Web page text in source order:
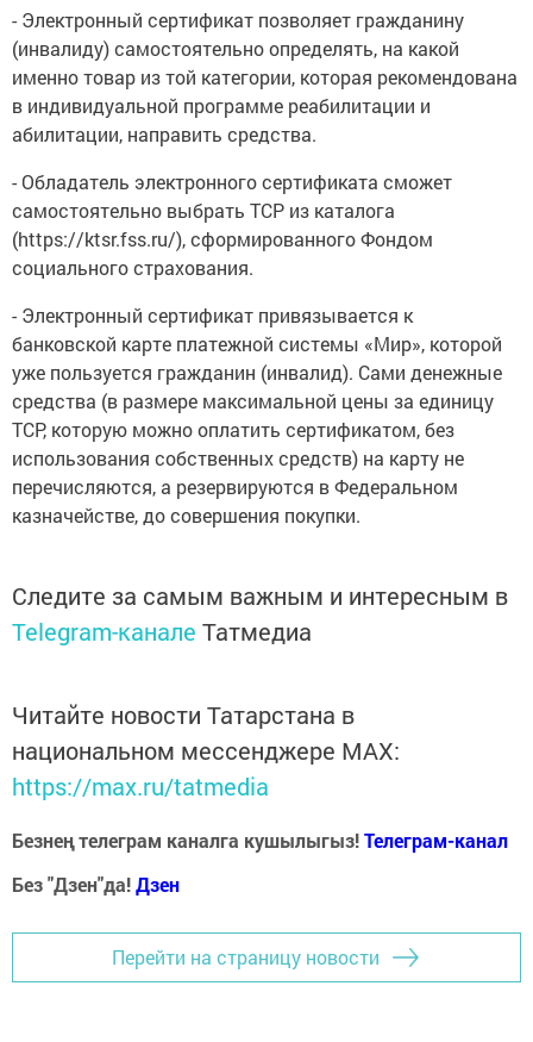
- Электронный сертификат позволяет гражданину
(инвалиду) самостоятельно определять, на какой
именно товар из той категории, которая рекомендована
в индивидуальной программе реабилитации и
абилитации, направить средства.
- Обладатель электронного сертификата сможет
самостоятельно выбрать ТСР из каталога
(https://ktsr.fss.ru/), сформированного Фондом
социального страхования.
- Электронный сертификат привязывается к
банковской карте платежной системы «Мир», которой
уже пользуется гражданин (инвалид). Сами денежные
средства (в размере максимальной цены за единицу
ТСР, которую можно оплатить сертификатом, без
использования собственных средств) на карту не
перечисляются, а резервируются в Федеральном
казначействе, до совершения покупки.
Следите за самым важным и интересным в
Telegram-канале Татмедиа
Читайте новости Татарстана в
национальном мессенджере MАХ:
https://max.ru/tatmedia
Безнең телеграм каналга кушылыгыз!Телеграм-канал
Без "Дзен"да!Дзен
Перейти на страницу новости